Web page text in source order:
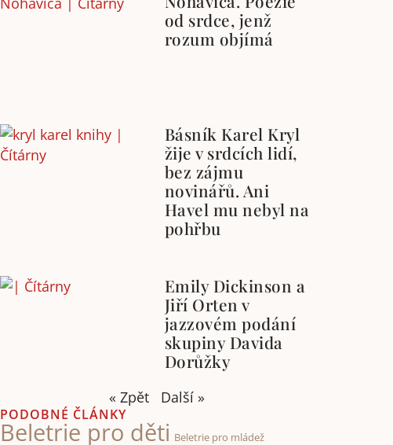
od srdce, jenž
rozum objímá
Básník Karel Kryl
žije v srdcích lidí,
bez zájmu
novinářů. Ani
Havel mu nebyl na
pohřbu
Emily Dickinson a
Jiří Orten v
jazzovém podání
skupiny Davida
Dorůžky
« Zpět Další »
PODOBNÉ ČLÁNKY
Beletrie pro děti Beletrie pro mládež